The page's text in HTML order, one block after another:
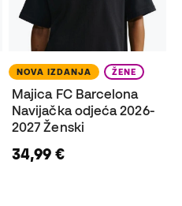
NOVA IZDANJA ŽENE
Majica FC Barcelona
Navijačka odjeća 2026-
2027 Ženski
34,99 €